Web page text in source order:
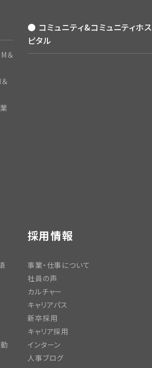
＆
● コミュニティ&コミュニティホス
ピタル
採用情報
事業・仕事について
社員の声
カルチャー
キャリアパス
新卒採用
キャリア採用
インターン
人事ブログ